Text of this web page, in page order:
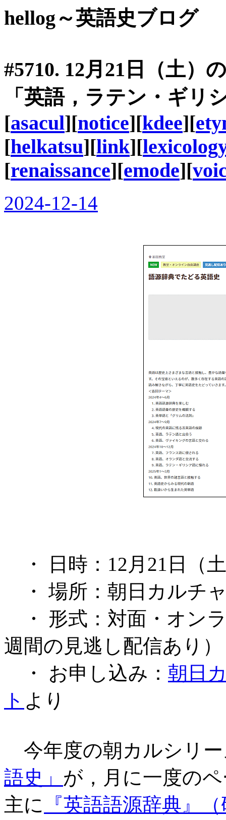
hellog～英語史ブログ
#5710. 12月21日（土）
「英語，ラテン・ギリ
[asacul][notice][kdee][
[helkatsu][link][
[renaissance][emode][
2024-12-14
・ 日時：12月21日（
・ 場所：朝日カルチ
・ 形式：対面・オン
週間の見逃し配信あり）
・ お申し込み： 朝日
ト より
今年度の朝カルシリ
語史」 が，月に一度の
主に 『英語語源辞典』